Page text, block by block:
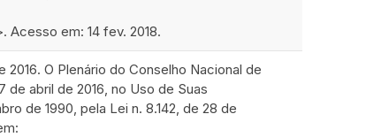
Acesso em: 14 fev. 2018.
2016. O Plenário do Conselho Nacional de
de abril de 2016, no Uso de Suas
de 1990, pela Lei n. 8.142, de 28 de